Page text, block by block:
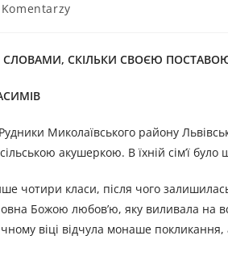
СЛОВАМИ, СКІЛЬКИ СВОЄЮ
Миколаївського району
акушеркою. В їхній сім’ї було
чотири класи, після чого
Божою любов’ю, яку виливала на
віці відчула монаше